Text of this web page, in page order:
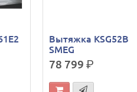
Вытяжка KSG52B
SMEG
78 799 р.